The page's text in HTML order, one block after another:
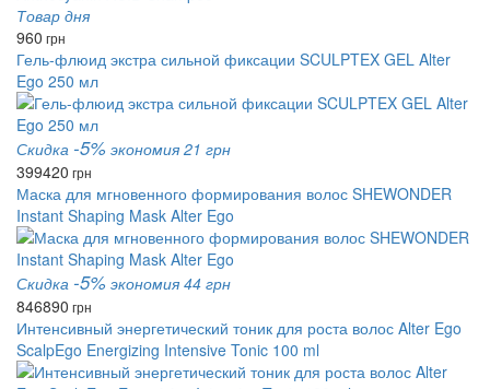
Товар дня
960 грн
Гель-флюид экстра сильной фиксации SCULPTEX GEL Alter
Ego 250 мл
Скидка -5% экономия 21 грн
399420 грн
Маска для мгновенного формирования волос SHEWONDER
Instant Shaping Mask Alter Ego
Скидка -5% экономия 44 грн
846890 грн
Интенсивный энергетический тоник для роста волос Alter Ego
ScalpEgo Energizing Intensive Tonic 100 ml